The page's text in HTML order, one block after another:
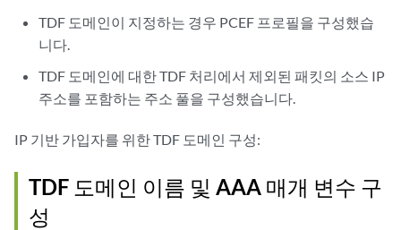
TDF 도메인이 지정하는 경우 PCEF 프로필을 구성했습
니다.
TDF 도메인에 대한 TDF 처리에서 제외된 패킷의 소스 IP
주소를 포함하는 주소 풀을 구성했습니다.
IP 기반 가입자를 위한 TDF 도메인 구성:
TDF 도메인 이름 및 AAA 매개 변수 구
성